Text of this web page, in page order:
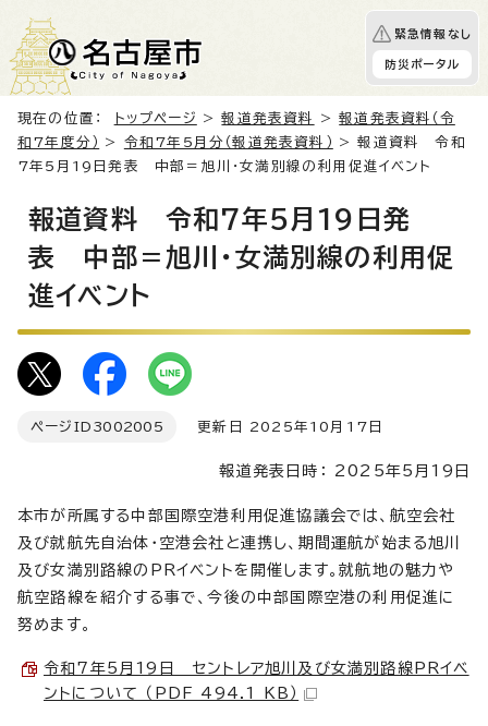
緊急情報なし
防災ポータル
現在の位置： トップページ >報道発表資料 >報道発表資料（令
和7年度分）
> 令和7年5月分（報道発表資料）
> 報道資料 令和
7年5月19日発表 中部＝旭川・女満別線の利用促進イベント
報道資料 令和7年5月19日発
表 中部＝旭川・女満別線の利用促
進イベント
ページID 3002005 更新日 2025年10月17日
報道発表日時： 2025年5月19日
本市が所属する中部国際空港利用促進協議会では、航空会社
及び就航先自治体・空港会社と連携し、期間運航が始まる旭川
及び女満別路線のPRイベントを開催します。就航地の魅力や
航空路線を紹介する事で、今後の中部国際空港の利用促進に
努めます。
令和7年5月19日 セントレア旭川及び女満別路線PRイベ
ントについて （PDF 494.1 KB）